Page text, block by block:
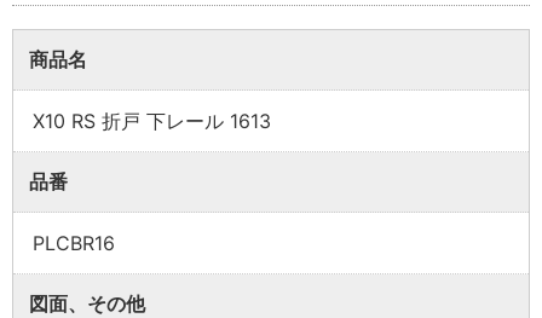
商品名
X10 RS 折戸 下レール 1613
品番
PLCBR16
図面、その他
取付方法説明書や埋木などの同梱品が付属してい